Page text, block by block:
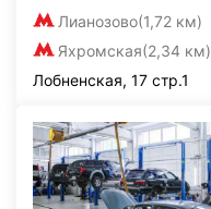
Лианозово(1,72 км)
Яхромская(2,34 км)
Лобненская, 17 стр.1